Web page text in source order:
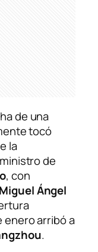
de una
tocó
la
de
, con
Miguel Ángel
enero arribó a
.